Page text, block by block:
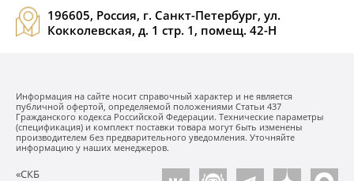
196605, Россия, г. Санкт-Петербург, ул.
Кокколевская, д. 1 стр. 1, помещ. 42-Н
Информация на сайте носит справочный характер и не является
публичной офертой, определяемой положениями Статьи 437
Гражданского кодекса Российской Федерации. Технические параметры
(спецификация) и комплект поставки товара могут быть изменены
производителем без предварительного уведомления. Уточняйте
информацию у наших менеджеров.
«СКБ